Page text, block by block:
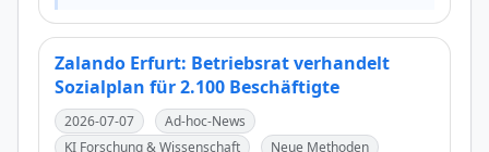
Zalando Erfurt: Betriebsrat verhandelt
Sozialplan für 2.100 Beschäftigte
2026-07-07
Ad-hoc-News
KI Forschung & Wissenschaft
Neue Methoden